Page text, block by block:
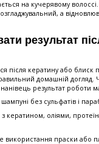
на кучерявому
а
результат
після кератину або блиск
домашній догляд.
результат роботи
без сульфатів і
кератином, оліями,
використання праски або